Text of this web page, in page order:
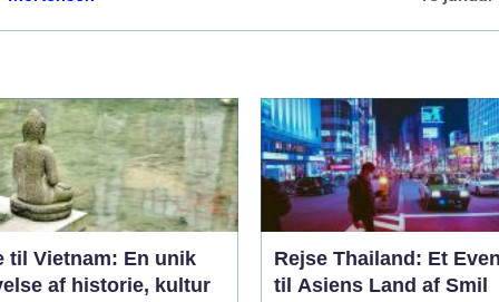
til Vietnam: En unik
af historie, kultur
Rejse Thailand: Et
til Asiens Land af Smil